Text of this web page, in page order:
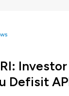
Investor
Defisit